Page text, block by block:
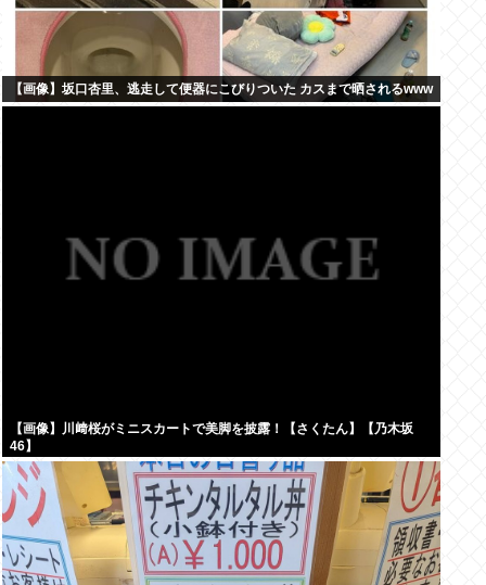
【画像】坂口杏里、逃走して便器にこびりついた カスまで晒されるwww
【画像】川﨑桜がミニスカートで美脚を披露！【さくたん】【乃木坂
46】